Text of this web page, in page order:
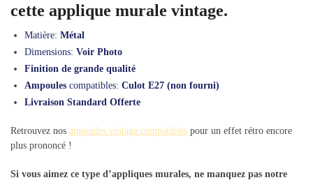
cette applique murale vintage.
Matière: Métal
Dimensions: Voir Photo
Finition de grande qualité
Ampoules compatibles: Culot E27 (non fourni)
Livraison Standard Offerte
Retrouvez nos ampoules vintage compatibles pour un effet rétro encore
plus prononcé !
Si vous aimez ce type d’appliques murales, ne manquez pas notre